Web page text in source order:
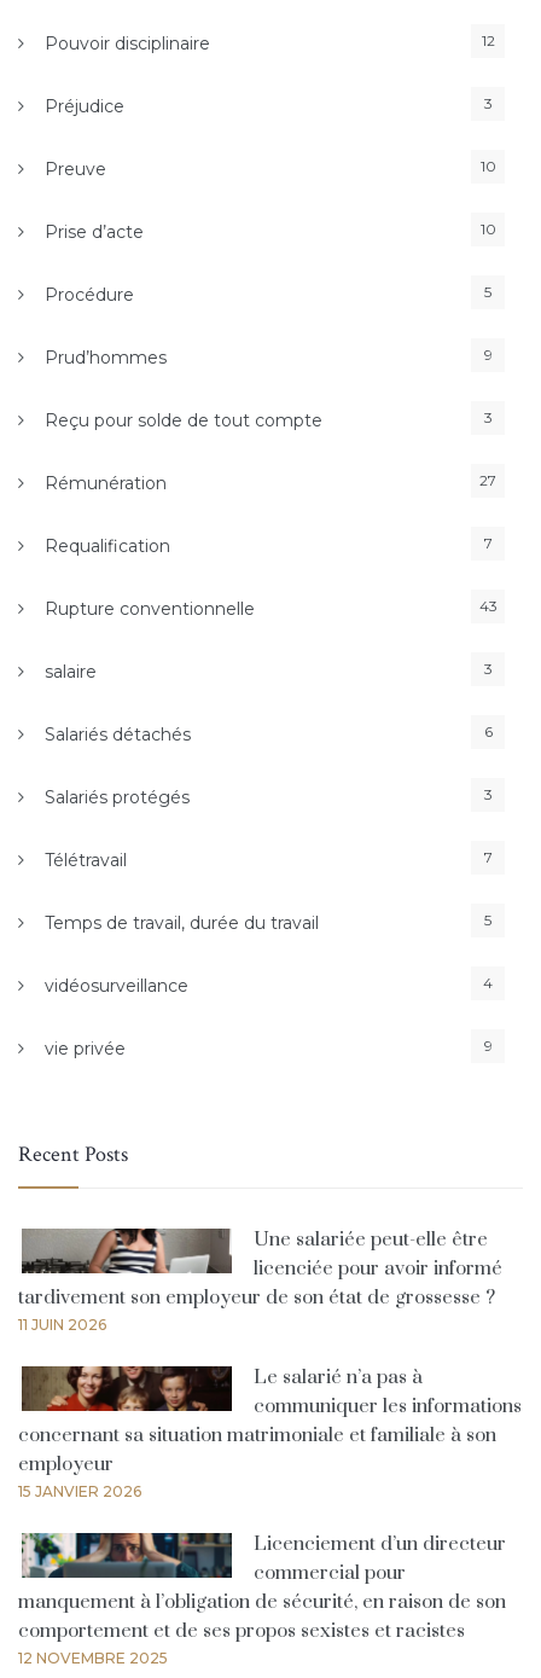
Pouvoir disciplinaire 12
Préjudice 3
Preuve 10
Prise d’acte 10
Procédure 5
Prud’hommes 9
Reçu pour solde de tout compte 3
Rémunération 27
Requalification 7
Rupture conventionnelle 43
salaire 3
Salariés détachés 6
Salariés protégés 3
Télétravail 7
Temps de travail, durée du travail 5
vidéosurveillance 4
vie privée 9
Recent Posts
Une salariée peut-elle être
licenciée pour avoir informé
tardivement son employeur de son état de grossesse ?
11 JUIN 2026
Le salarié n’a pas à
communiquer les informations
concernant sa situation matrimoniale et familiale à son
employeur
15 JANVIER 2026
Licenciement d’un directeur
commercial pour
manquement à l’obligation de sécurité, en raison de son
comportement et de ses propos sexistes et racistes
12 NOVEMBRE 2025